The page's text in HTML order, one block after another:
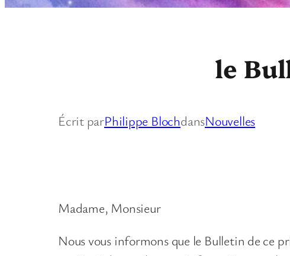
le
Écrit parPhilippe BlochdansNouvelles
Madame, Monsieur
Nous vous informons que le Bulletin de ce